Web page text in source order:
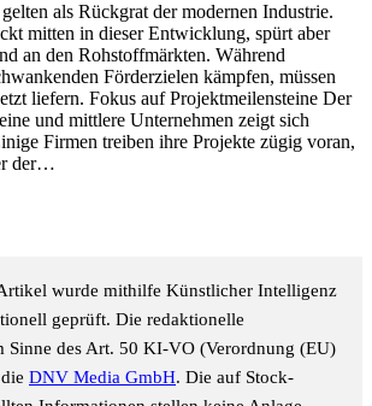
als Rückgrat der modernen Industrie.
mitten in dieser Entwicklung, spürt aber
an den Rohstoffmärkten. Während
Förderzielen kämpfen, müssen
liefern. Fokus auf Projektmeilensteine Der
und mittlere Unternehmen zeigt sich
Firmen treiben ihre Projekte zügig voran,
der…
wurde mithilfe Künstlicher Intelligenz
geprüft. Die redaktionelle
Sinne des Art. 50 KI-VO (Verordnung (EU)
DNV Media GmbH. Die auf Stock-